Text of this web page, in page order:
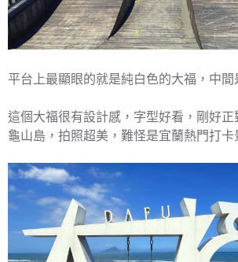
平台上最顯眼的就是純白色的大福，中間
這個大福很有設計感，字型好看，剛好正
龜山島，拍照超美，難怪是宜蘭熱門打卡